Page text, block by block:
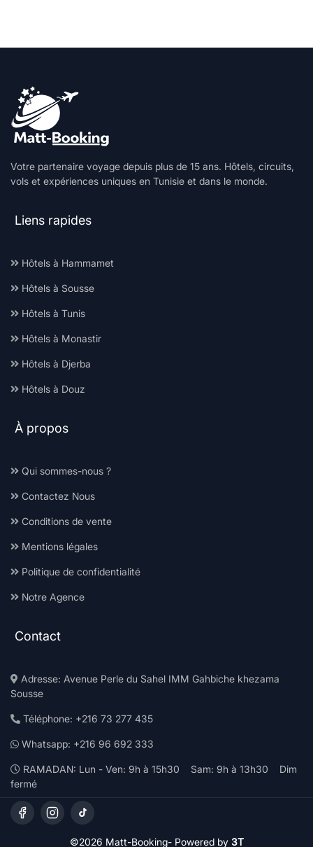
Votre partenaire voyage depuis plus de 15 ans. Hôtels, circuits,
vols et expériences uniques en Tunisie et dans le monde.
Liens rapides
Hôtels à Hammamet
Hôtels à Sousse
Hôtels à Tunis
Hôtels à Monastir
Hôtels à Djerba
Hôtels à Douz
À propos
Qui sommes-nous ?
Contactez Nous
Conditions de vente
Mentions légales
Politique de confidentialité
Notre Agence
Contact
Adresse: Avenue Perle du Sahel IMM Gahbiche khezama
Sousse
Téléphone: +216 73 277 435
Whatsapp: +216 96 692 333
RAMADAN: Lun - Ven: 9h à 15h30 Sam: 9h à 13h30 Dim
fermé
©2026 Matt-Booking- Powered by 3T